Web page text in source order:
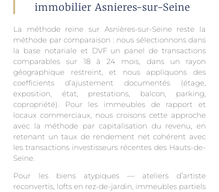
immobilier Asnieres-sur-Seine
La méthode reine sur Asnières-sur-Seine reste la
méthode par comparaison : nous sélectionnons dans
la base notariale et DVF un panel de transactions
comparables sur 18 à 24 mois, dans un rayon
géographique restreint, et nous appliquons des
coefficients d’ajustement documentés (étage,
exposition, état, prestations, balcon, parking,
copropriété). Pour les immeubles de rapport et
locaux commerciaux, nous croisons cette approche
avec la méthode par capitalisation du revenu, en
retenant un taux de rendement net cohérent avec
les transactions investisseurs récentes des Hauts-de-
Seine.
Pour les biens atypiques — ateliers d’artiste
reconvertis, lofts en rez-de-jardin, immeubles partiels